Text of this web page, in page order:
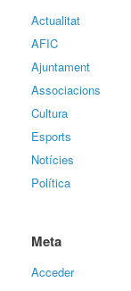
Actualitat
AFIC
Ajuntament
Associacions
Cultura
Esports
Notícies
Política
Meta
Acceder